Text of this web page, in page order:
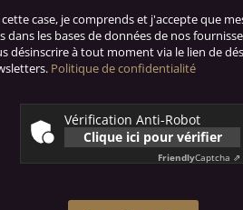
case, je comprends et j'accepte que
dans les bases de données de nos
désinscrire à tout moment via le lien de
Politique de confidentialité
Vérification Anti-Robot
Clique ici pour vérifier
FriendlyCaptcha ⇗